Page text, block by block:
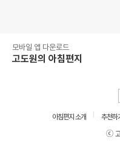
모바일 앱 다운로드
고도원의 아침편지
아침편지 소개 추천하
ⓒ 고